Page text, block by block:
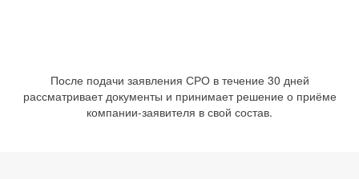
После подачи заявления СРО в течение 30 дней
рассматривает документы и принимает решение о приёме
компании-заявителя в свой состав.